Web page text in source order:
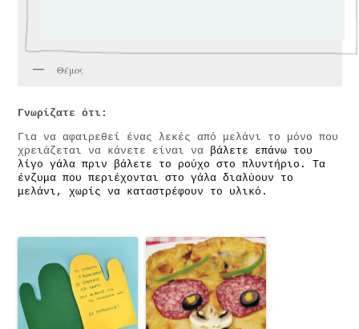
Θέμος
Γνωρίζατε ότι:
Για να αφαιρεθεί ένας λεκές από μελάνι το μόνο που
χρειάζεται να κάνετε είναι να βάλετε επάνω του
λίγο γάλα πριν βάλετε το ρούχο στο πλυντήριο. Τα
ένζυμα που περιέχονται στο γάλα διαλύουν το
μελάνι, χωρίς να καταστρέφουν το υλικό.